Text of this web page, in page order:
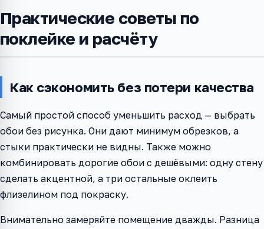
Практические советы по
поклейке и расчёту
Как сэкономить без потери качества
Самый простой способ уменьшить расход — выбрать
обои без рисунка. Они дают минимум обрезков, а
стыки практически не видны. Также можно
комбинировать дорогие обои с дешёвыми: одну стену
сделать акцентной, а три остальные оклеить
флизелином под покраску.
Внимательно замеряйте помещение дважды. Разница